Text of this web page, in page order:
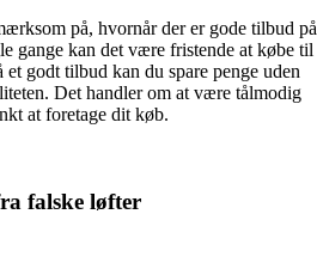
på, hvornår der er gode tilbud på
gange kan det være fristende at købe til
godt tilbud kan du spare penge uden
Det handler om at være tålmodig
at foretage dit køb.
falske løfter